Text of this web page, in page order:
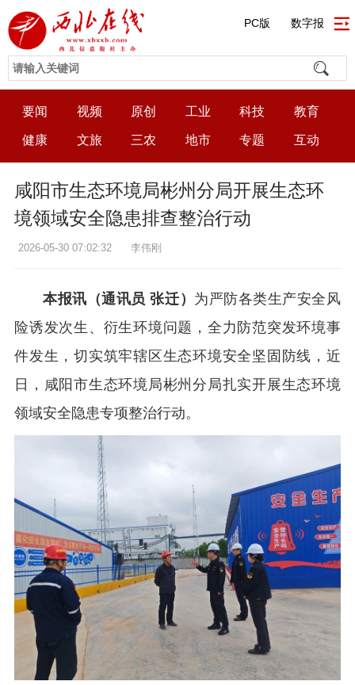
PC版 数字报
要闻 视频 原创 工业 科技 教育
健康 文旅 三农 地市 专题 互动
咸阳市生态环境局彬州分局开展生态环
境领域安全隐患排查整治行动
2026-05-30 07:02:32 李伟刚
本报讯（通讯员 张迁） 为严防各类生产安全风
险诱发次生、衍生环境问题，全力防范突发环境事
件发生，切实筑牢辖区生态环境安全坚固防线，近
日，咸阳市生态环境局彬州分局扎实开展生态环境
领域安全隐患专项整治行动。